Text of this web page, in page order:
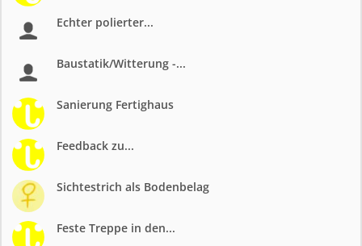
Echter polierter...
Baustatik/Witterung -...
Sanierung Fertighaus
Feedback zu...
Sichtestrich als Bodenbelag
Feste Treppe in den...